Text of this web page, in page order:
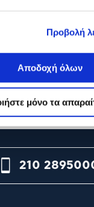
Προβολή
Αποδοχή όλων
μόνο τα
210